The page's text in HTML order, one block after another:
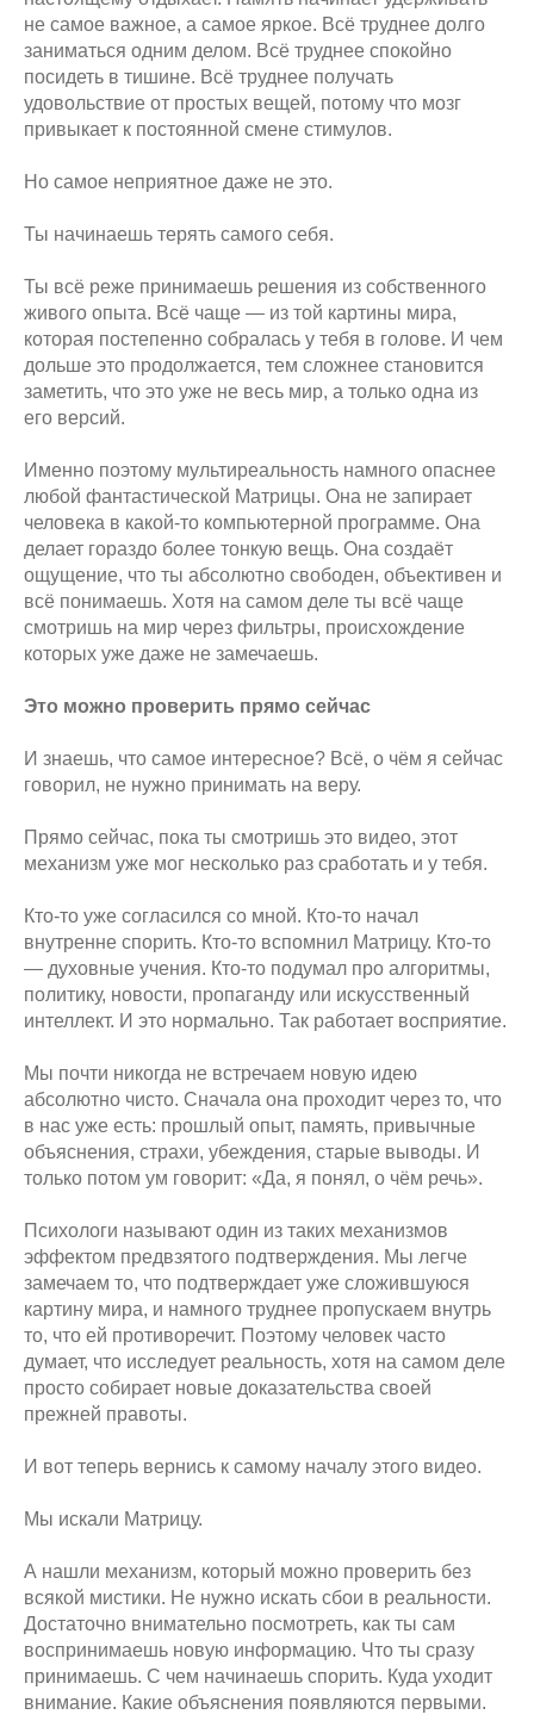
не самое важное, а самое яркое. Всё труднее долго
заниматься одним делом. Всё труднее спокойно
посидеть в тишине. Всё труднее получать
удовольствие от простых вещей, потому что мозг
привыкает к постоянной смене стимулов.
Но самое неприятное даже не это.
Ты начинаешь терять самого себя.
Ты всё реже принимаешь решения из собственного
живого опыта. Всё чаще — из той картины мира,
которая постепенно собралась у тебя в голове. И чем
дольше это продолжается, тем сложнее становится
заметить, что это уже не весь мир, а только одна из
его версий.
Именно поэтому мультиреальность намного опаснее
любой фантастической Матрицы. Она не запирает
человека в какой-то компьютерной программе. Она
делает гораздо более тонкую вещь. Она создаёт
ощущение, что ты абсолютно свободен, объективен и
всё понимаешь. Хотя на самом деле ты всё чаще
смотришь на мир через фильтры, происхождение
которых уже даже не замечаешь.
Это можно проверить прямо сейчас
И знаешь, что самое интересное? Всё, о чём я сейчас
говорил, не нужно принимать на веру.
Прямо сейчас, пока ты смотришь это видео, этот
механизм уже мог несколько раз сработать и у тебя.
Кто-то уже согласился со мной. Кто-то начал
внутренне спорить. Кто-то вспомнил Матрицу. Кто-то
— духовные учения. Кто-то подумал про алгоритмы,
политику, новости, пропаганду или искусственный
интеллект. И это нормально. Так работает восприятие.
Мы почти никогда не встречаем новую идею
абсолютно чисто. Сначала она проходит через то, что
в нас уже есть: прошлый опыт, память, привычные
объяснения, страхи, убеждения, старые выводы. И
только потом ум говорит: «Да, я понял, о чём речь».
Психологи называют один из таких механизмов
эффектом предвзятого подтверждения. Мы легче
замечаем то, что подтверждает уже сложившуюся
картину мира, и намного труднее пропускаем внутрь
то, что ей противоречит. Поэтому человек часто
думает, что исследует реальность, хотя на самом деле
просто собирает новые доказательства своей
прежней правоты.
И вот теперь вернись к самому началу этого видео.
Мы искали Матрицу.
А нашли механизм, который можно проверить без
всякой мистики. Не нужно искать сбои в реальности.
Достаточно внимательно посмотреть, как ты сам
воспринимаешь новую информацию. Что ты сразу
принимаешь. С чем начинаешь спорить. Куда уходит
внимание. Какие объяснения появляются первыми.